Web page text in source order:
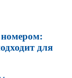
для